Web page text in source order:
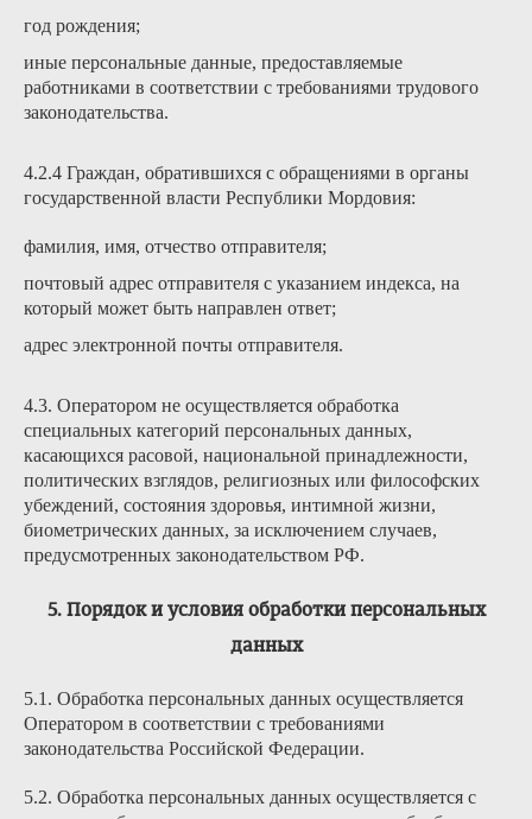
год рождения;
иные персональные данные, предоставляемые
работниками в соответствии с требованиями трудового
законодательства.
4.2.4 Граждан, обратившихся с обращениями в органы
государственной власти Республики Мордовия:
фамилия, имя, отчество отправителя;
почтовый адрес отправителя с указанием индекса, на
который может быть направлен ответ;
адрес электронной почты отправителя.
4.3. Оператором не осуществляется обработка
специальных категорий персональных данных,
касающихся расовой, национальной принадлежности,
политических взглядов, религиозных или философских
убеждений, состояния здоровья, интимной жизни,
биометрических данных, за исключением случаев,
предусмотренных законодательством РФ.
5. Порядок и условия обработки персональных
данных
5.1. Обработка персональных данных осуществляется
Оператором в соответствии с требованиями
законодательства Российской Федерации.
5.2. Обработка персональных данных осуществляется с